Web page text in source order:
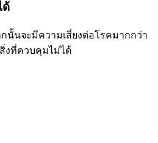
ด้
นั้นจะมีความเสี่ยงต่อโรคมากกว่า
งที่ควบคุมไม่ได้